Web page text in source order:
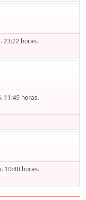
23:22 horas.
11:49 horas.
10:40 horas.